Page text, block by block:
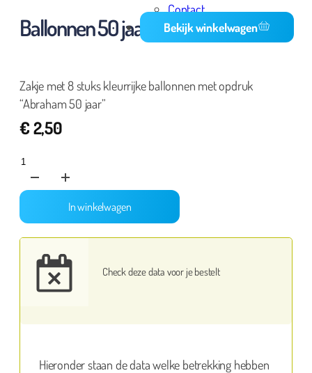
Contact
Bekijk winkelwagen
Ballonnen 50 jaar Abraham
Zakje met 8 stuks kleurrijke ballonnen met opdruk
“Abraham 50 jaar”
€2,50
Ballonnen
50
jaar
Abraham
In winkelwagen
Check deze data voor je bestelt
Hieronder staan de data welke betrekking hebben